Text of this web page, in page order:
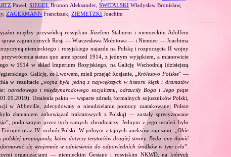
Paweł,SIEGELBrunon Aleksander,ŚWITALSKI Władysław Bronisław,
ZAGERMANN Franciszek,ZIEMETZKI Joachim
między przywódcą rosyjskim Józefem Stalinem i niemieckim Adolfem
zagranicznych Rosji — Wiaczesława Mołotowa — i Niemiec — Joachima
niemieckiego i rosyjskiego najazdu na Polskę i rozpoczęcia II wojny
status quo ante sprzed 1914, z jednym wyjątkiem, a mianowicie
w 1914 w skład Imperium Rosyjskiego, na Galicję Wschodnią (dzisiejszą
Galicję, ze Lwowem, mieli przejąć Rosjanie, „ Królestwo Polskie” —
w rezultacie „ wojna była jedną z największych w historii klęsk i dramatów
narodowego i międzynarodowego socjalizmu, odrzuciły Boga i Jego piąte
01.09.2019). Ustalenia paktu — wsparte zdradą formalnych sojuszników Polski,
w Abbeville, zdecydowały o nieudzielaniu pomocy zaatakowanej Polsce
złamaniem zobowiązań traktatowych z Polską) — zostały sprecyzowane
”, podpisanym przez tych samych zbrodniarzy. Jednym z jego ustaleń było
oraz IV rozbiór Polski. W jednym z tajnych aneksów zapisano: „ Obie
propagandy, która dotyczy terytoriów drugiej strony. Będą one tłumić
się wzajemnie w odniesieniu do odpowiednich środków w tym celu”.
organizacjami — niemieckim Gestapo i rosyjskim NKWD, na których